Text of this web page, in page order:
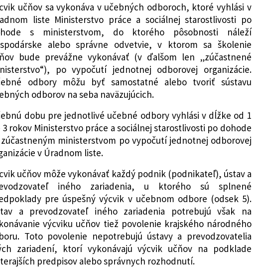
učňov sa vykonáva v učebných odboroch, ktoré vyhlási v
liste Ministerstvo práce a sociálnej starostlivosti po
s ministerstvom, do ktorého pôsobnosti náleží
alebo správne odvetvie, v ktorom sa školenie
bude prevážne vykonávať (v ďalšom len „zúčastnené
po vypočutí jednotnej odborovej organizácie.
odbory môžu byť samostatné alebo tvoriť sústavu
odborov na seba naväzujúcich.
dobu pre jednotlivé učebné odbory vyhlási v dĺžke od 1
3 rokov Ministerstvo práce a sociálnej starostlivosti po dohode
ministerstvom po vypočutí jednotnej odborovej
v Úradnom liste.
učňov môže vykonávať každý podnik (podnikateľ), ústav a
iného zariadenia, u ktorého sú splnené
pre úspešný výcvik v učebnom odbore (odsek 5).
a prevodzovateľ iného zariadenia potrebujú však na
výcviku učňov tiež povolenie krajského národného
Toto povolenie nepotrebujú ústavy a prevodzovatelia
zariadení, ktorí vykonávajú výcvik učňov na podklade
predpisov alebo správnych rozhodnutí.